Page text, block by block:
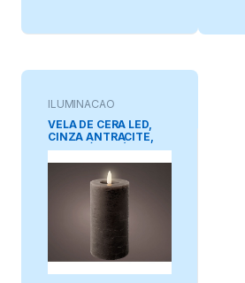
ILUMINAÇAO
ORNAMENTAL
VELA DE CERA LED,
CINZA ANTRACITE,
SUPERFÍCIE RÚSTICA,
Ø7 x 15 cm